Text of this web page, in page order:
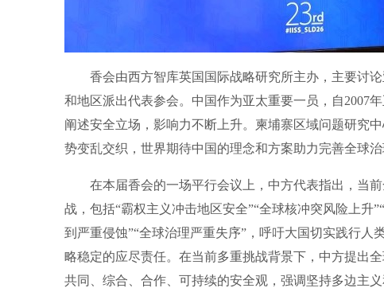
香会由西方智库英国国际战略研究所主办，主要讨论
和地区派出代表参会。中国作为亚太重要一员，自2007
阐述安全立场，影响力不断上升。柬埔寨区域问题研究
势变乱交织，世界期待中国的理念和方案助力完善全球治
在本届香会的一场平行会议上，中方代表指出，当前
战，包括“霸权主义冲击地区安全”“全球核冲突风险上升
到严重侵蚀”“全球治理严重失序”，呼吁大国切实践行人
略稳定的应尽责任。在当前多重挑战背景下，中方提出
共同、综合、合作、可持续的安全观，强调坚持多边主